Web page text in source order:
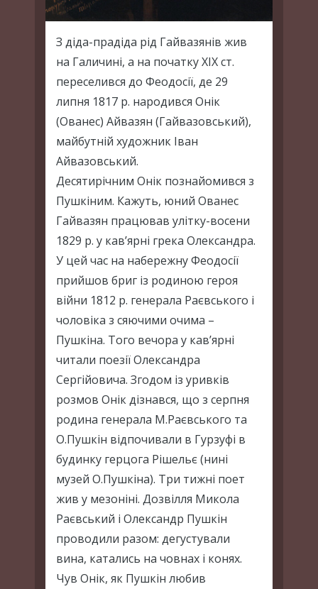
З діда-прадіда рід Гайвазянів жив
на Галичині, а на початку ХІХ ст.
переселився до Феодосії, де 29
липня 1817 р. народився Онік
(Ованес) Айвазян (Гайвазовський),
майбутній художник Іван
Айвазовський.
Десятирічним Онік познайомився з
Пушкіним. Кажуть, юний Ованес
Гайвазян працював улітку-восени
1829 р. у кав’ярні грека Олександра.
У цей час на набережну Феодосії
прийшов бриг із родиною героя
війни 1812 р. генерала Раєвського і
чоловіка з сяючими очима –
Пушкіна. Того вечора у кав’ярні
читали поезії Олександра
Сергійовича. Згодом із уривків
розмов Онік дізнався, що з серпня
родина генерала М.Раєвського та
О.Пушкін відпочивали в Гурзуфі в
будинку герцога Рішельє (нині
музей О.Пушкіна). Три тижні поет
жив у мезоніні. Дозвілля Микола
Раєвський і Олександр Пушкін
проводили разом: дегустували
вина, катались на човнах і конях.
Чув Онік, як Пушкін любив